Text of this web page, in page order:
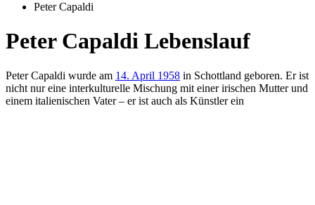
Peter Capaldi
Peter Capaldi Lebenslauf
Peter Capaldi wurde am 14. April 1958 in Schottland geboren. Er ist
nicht nur eine interkulturelle Mischung mit einer irischen Mutter und
einem italienischen Vater – er ist auch als Künstler ein